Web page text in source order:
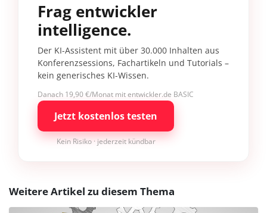
Frag entwickler
intelligence.
Der KI-Assistent mit über 30.000 Inhalten aus
Konferenzsessions, Fachartikeln und Tutorials –
kein generisches KI-Wissen.
Danach 19,90 €/Monat mit entwickler.de BASIC
Jetzt kostenlos testen
Kein Risiko · jederzeit kündbar
Weitere Artikel zu diesem Thema